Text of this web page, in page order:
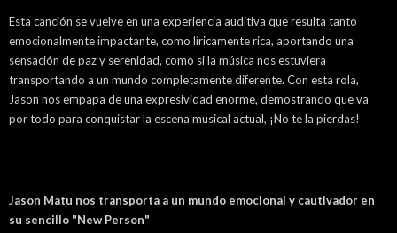
Esta canción se vuelve en una experiencia auditiva que resulta tanto
emocionalmente impactante, como líricamente rica, aportando una
sensación de paz y serenidad, como si la música nos estuviera
transportando a un mundo completamente diferente. Con esta rola,
Jason nos empapa de una expresividad enorme, demostrando que va
por todo para conquistar la escena musical actual, ¡No te la pierdas!
Jason Matu nos transporta a un mundo emocional y cautivador en
su sencillo "New Person"